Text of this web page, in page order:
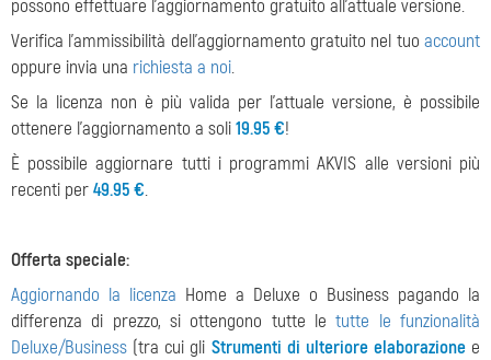
possono effettuare l'aggiornamento gratuito all'attuale versione.
Verifica l'ammissibilità dell'aggiornamento gratuito nel tuo account
oppure invia una richiesta a noi.
Se la licenza non è più valida per l'attuale versione, è possibile
ottenere l'aggiornamento a soli19.95 €!
È possibile aggiornare tutti i programmi AKVIS alle versioni più
recenti per49.95 €.
Offerta speciale:
Aggiornando la licenza Home a Deluxe o Business pagando la
differenza di prezzo, si ottengono tutte letutte le funzionalità
Deluxe/Business (tra cui gli Strumenti di ulteriore elaborazionee